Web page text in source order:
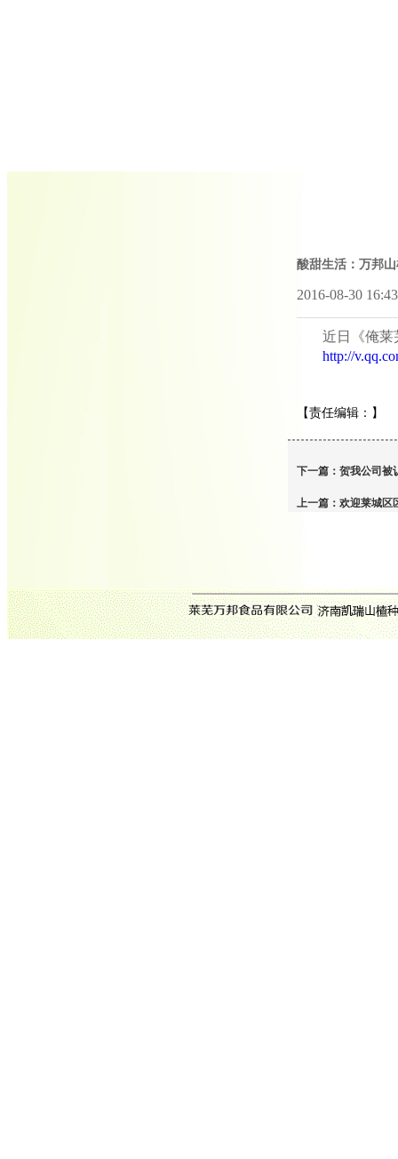
酸甜生活：万邦
2016-08-30
近日《俺莱
http://
【责任编辑： 】
下一篇： 贺我公司被
上一篇： 欢迎莱城区